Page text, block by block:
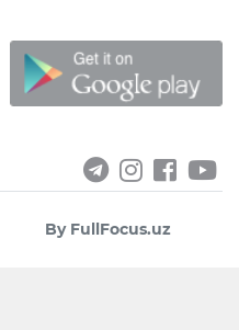
By FullFocus.uz